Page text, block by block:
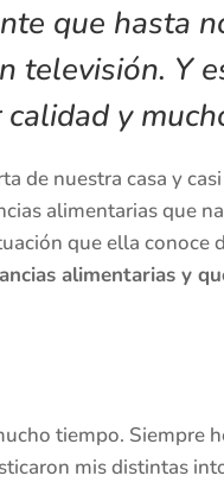
que hasta
televisión. Y
y
de nuestra casa y
alimentarias que
que ella conoce
alimentarias y
tiempo. Siempre
mis distintas